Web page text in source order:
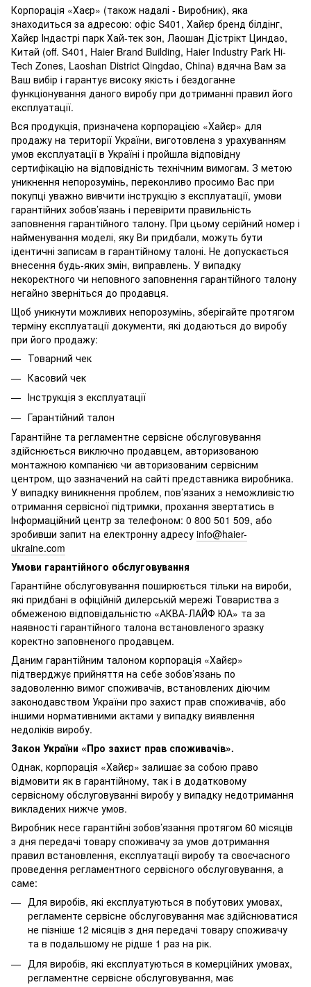
Корпорація «Хаєр» (також надалі - Виробник), яка
знаходиться за адресою: офіс S401, Хайєр бренд білдінг,
Хайєр Індастрі парк Хай-тек зон, Лаошан Дістрікт Циндао,
Китай (off. S401, Haier Brand Building, Haier Industry Park Hi-
Tech Zones, Laoshan District Qingdao, China) вдячна Вам за
Ваш вибір і гарантує високу якість і бездоганне
функціонування даного виробу при дотриманні правил його
експлуатації.
Вся продукція, призначена корпорацією «Хайєр» для
продажу на території України, виготовлена з урахуванням
умов експлуатації в Україні і пройшла відповідну
сертифікацію на відповідність технічним вимогам. З метою
уникнення непорозумінь, переконливо просимо Вас при
покупці уважно вивчити інструкцію з експлуатації, умови
гарантійних зобов’язань і перевірити правильність
заповнення гарантійного талону. При цьому серійний номер і
найменування моделі, яку Ви придбали, можуть бути
ідентичні записам в гарантійному талоні. Не допускається
внесення будь-яких змін, виправлень. У випадку
некоректного чи неповного заповнення гарантійного талону
негайно зверніться до продавця.
Щоб уникнути можливих непорозумінь, зберігайте протягом
терміну експлуатації документи, які додаються до виробу
при його продажу:
Товарний чек
Касовий чек
Інструкція з експлуатації
Гарантійний талон
Гарантійне та регламентне сервісне обслуговування
здійснюється виключно продавцем, авторизованою
монтажною компанією чи авторизованим сервісним
центром, що зазначений на сайті представника виробника.
У випадку виникнення проблем, пов’язаних з неможливістю
отримання сервісної підтримки, прохання звертатись в
Інформаційний центр за телефоном: 0 800 501 509, або
зробивши запит на електронну адресу info@haier-
ukraine.com
Умови гарантійного обслуговування
Гарантійне обслуговування поширюється тільки на вироби,
які придбані в офіційній дилерській мережі Товариства з
обмеженою відповідальністю «АКВА-ЛАЙФ ЮА» та за
наявності гарантійного талона встановленого зразку
коректно заповненого продавцем.
Даним гарантійним талоном корпорація «Хайєр»
підтверджує прийняття на себе зобов’язань по
задоволенню вимог споживачів, встановлених діючим
законодавством України про захист прав споживачів, або
іншими нормативними актами у випадку виявлення
недоліків виробу.
Закон України «Про захист прав споживачів».
Однак, корпорація «Хайєр» залишає за собою право
відмовити як в гарантійному, так і в додатковому
сервісному обслуговуванні виробу у випадку недотримання
викладених нижче умов.
Виробник несе гарантійні зобов’язання протягом 60 місяців
з дня передачі товару споживачу за умов дотримання
правил встановлення, експлуатації виробу та своєчасного
проведення регламентного сервісного обслуговування, а
саме:
Для виробів, які експлуатуються в побутових умовах,
регламенте сервісне обслуговування має здійснюватися
не пізніше 12 місяців з дня передачі товару споживачу
та в подальшому не рідше 1 раз на рік.
Для виробів, які експлуатуються в комерційних умовах,
регламентне сервісне обслуговування, має